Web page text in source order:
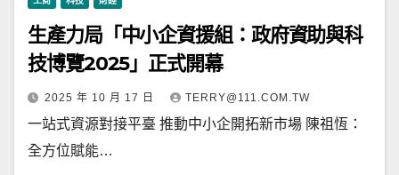
生產力局「中小企資援組：政府資助與科
技博覽2025」正式開幕
2025 年 10 月 17 日 TERRY@111.COM.TW
一站式資源對接平臺 推動中小企開拓新市場 陳祖恆：
全方位賦能…